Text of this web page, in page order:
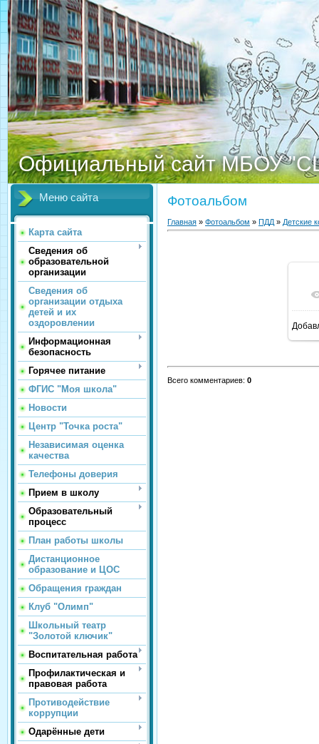
Официальный сайт МБОУ
Меню сайта
Карта сайта
Сведения об
образовательной
организации
Сведения об
организации отдыха
детей и их
оздоровлении
Информационная
безопасность
Горячее питание
ФГИС "Моя школа"
Новости
Центр "Точка роста"
Независимая оценка
качества
Телефоны доверия
Прием в школу
Образовательный
процесс
План работы школы
Дистанционное
образование и ЦОС
Обращения граждан
Клуб "Олимп"
Школьный театр
"Золотой ключик"
Воспитательная работа
Профилактическая и
правовая работа
Противодействие
коррупции
Одарённые дети
Фотоальбом
Главная » Фотоальбом » ПДД » Детские
Всего комментариев: 0